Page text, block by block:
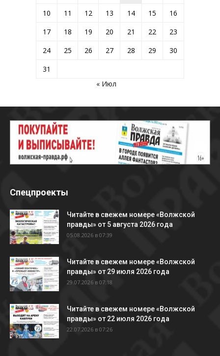
10
11 12 13 14 15
16
17
18 19 20 21 22
23
24
25 26 27 28 29
30
31
« Июл
Спецпроекты
Читайте в свежем номере «Волжской
правды» от 5 августа 2026 года
05.08.2026 в 07:39
Читайте в свежем номере «Волжской
правды» от 29 июля 2026 года
29.07.2026 в 07:18
Читайте в свежем номере «Волжской
правды» от 22 июля 2026 года
22.07.2026 в 07:26